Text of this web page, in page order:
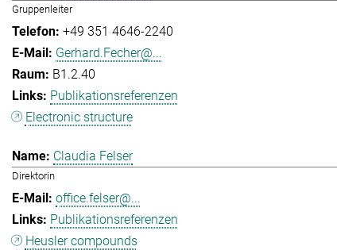
Gruppenleiter
+49 351 4646-2240
Gerhard.Fecher@...
B1.2.40
Publikationsreferenzen
Electronic structure
Claudia Felser
Direktorin
office.felser@...
Publikationsreferenzen
Heusler compounds